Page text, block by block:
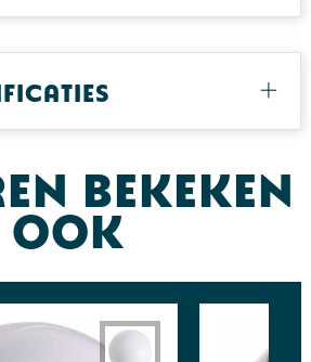
bekeken
ook